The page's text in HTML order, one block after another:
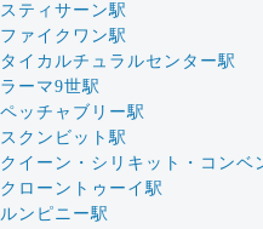
スティサーン駅
ファイクワン駅
タイカルチュラルセンター駅
ラーマ9世駅
ペッチャブリー駅
スクンビット駅
クイーン・シリキット・コンベ
クローントゥーイ駅
ルンピニー駅